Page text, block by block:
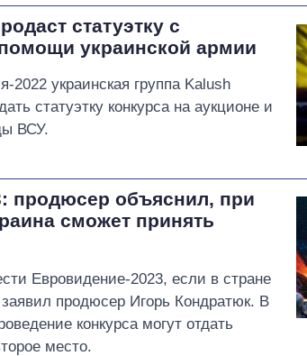
статуэтку с
украинской армии
2022 украинская группа Kalush
статуэтку конкурса на аукционе и
ВСУ.
продюсер объяснил, при
сможет принять
Евровидение-2023, если в стране
продюсер Игорь Кондратюк. В
конкурса могут отдать
место.